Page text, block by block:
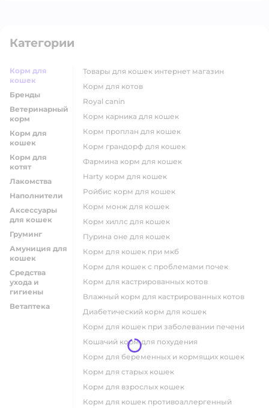
Категории
Корм для
кошек
Бренды
Ветеринарный
корм
Корм для
кошек
Корм для
котят
Лакомства
Наполнители
Аксессуары
для кошек
Груминг
Амуниция для
кошек
Средства
ухода и
гигиены
Ветаптека
товары для кошек интернет магазин
корм для котов
royal canin
корм карника для кошек
корм проплан для кошек
корм грандорф для кошек
фармина корм для кошек
harty корм для кошек
ройбис корм для кошек
корм монж для кошек
корм хиллс для кошек
пурина оне для кошек
корм для кошек при мкб
корм для кошек с проблемами почек
Корм для кастрированных котов
влажный корм для кастрированных котов
диабетический корм для кошек
корм для кошек при заболевании печени
кошачий корм для похудения
корм для беременных и кормящих кошек
корм для старых кошек
корм для взрослых кошек
корм для кошек противоаллергенный